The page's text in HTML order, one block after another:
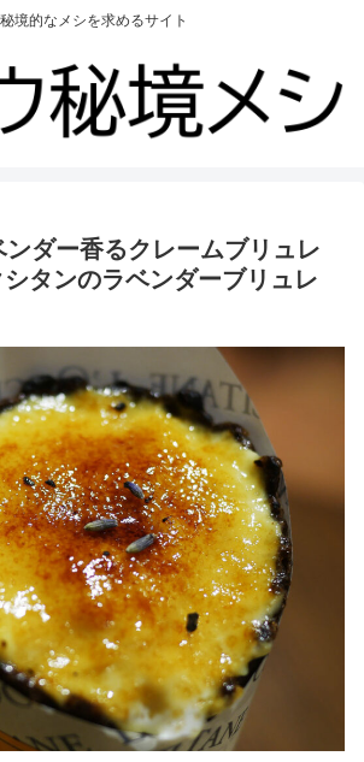
秘境的なメシを求めるサイト
ダー香るクレームブリュレ
タンのラベンダーブリュレ